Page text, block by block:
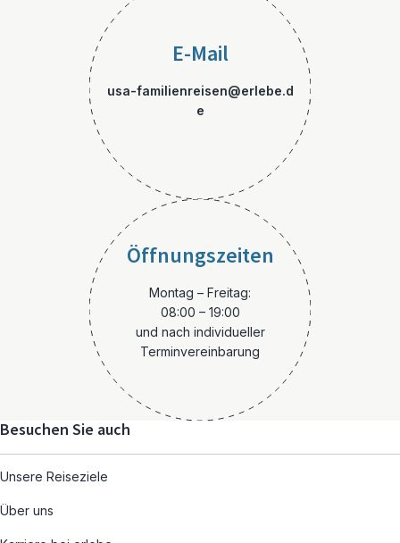
E-Mail
usa-familienreisen@erlebe.d
e
Öffnungszeiten
Montag – Freitag:
08:00 – 19:00
und nach individueller
Terminvereinbarung
Besuchen Sie auch
Unsere Reiseziele
Über uns